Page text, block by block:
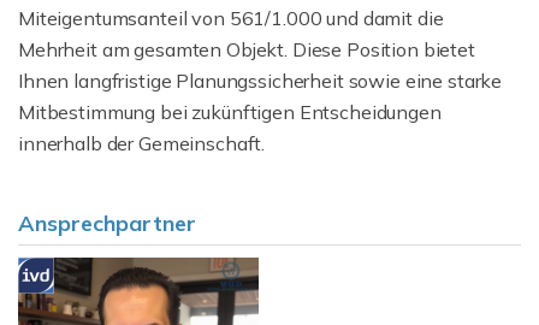
Miteigentumsanteil von 561/1.000 und damit die
Mehrheit am gesamten Objekt. Diese Position bietet
Ihnen langfristige Planungssicherheit sowie eine starke
Mitbestimmung bei zukünftigen Entscheidungen
innerhalb der Gemeinschaft.
Ansprechpartner